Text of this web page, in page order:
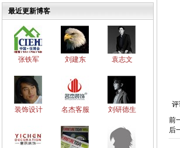
最近更新博客
张铁军 刘建东 袁志文
装饰设计 名杰客服 刘研德生
评
前
后